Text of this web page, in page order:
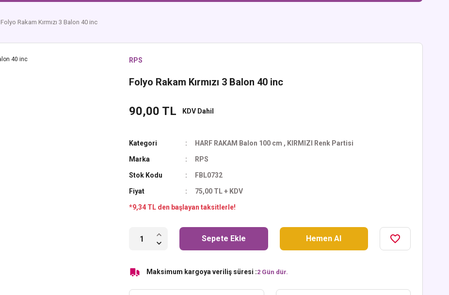
Folyo Rakam Kırmızı 3 Balon 40 inc
RPS
Folyo Rakam Kırmızı 3 Balon 40 inc
90,00 TL KDV Dahil
Kategori HARF RAKAM Balon 100 cm , KIRMIZI Renk Partisi
Marka RPS
Stok Kodu FBL0732
Fiyat 75,00 TL + KDV
*9,34 TL den başlayan taksitlerle!
Sepete Ekle Hemen Al
Maksimum kargoya veriliş süresi :2 Gün dür.